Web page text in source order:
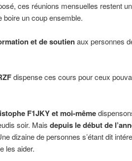
ces réunions mensuelles restent
boire un coup ensemble.
et de soutienaux personnes
dispense ces cours pour ceux
F1JKY et moi-même
soir. Mais depuis le début de
dizaine de personnes s’étant dit
les aider.